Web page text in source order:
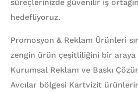
süreçlerinizde güvenilir iş
hedefliyoruz.
Promosyon & Reklam Ürünleri
zengin ürün çeşitliliğini bir araya
Kurumsal Reklam ve Baskı
Avcılar bölgesi Kartvizit